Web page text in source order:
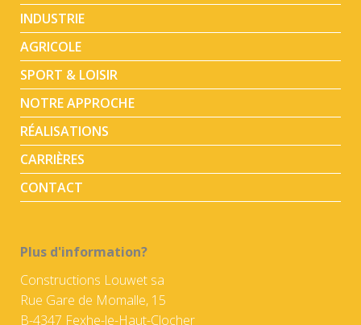
INDUSTRIE
AGRICOLE
SPORT & LOISIR
NOTRE APPROCHE
RÉALISATIONS
CARRIÈRES
CONTACT
Plus d'information?
Constructions Louwet sa
Rue Gare de Momalle, 15
B-4347 Fexhe-le-Haut-Clocher